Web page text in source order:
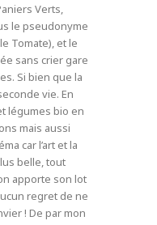
Verts,
le pseudonyme
Tomate), et le
sans crier gare
Si bien que la
vie. En
légumes bio en
mais aussi
car l’art et la
belle, tout
apporte son lot
regret de ne
! De par mon